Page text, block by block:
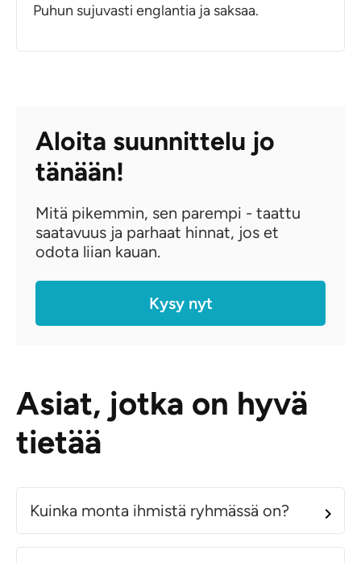
Puhun sujuvasti englantia ja saksaa.
Aloita suunnittelu jo
tänään!
Mitä pikemmin, sen parempi - taattu
saatavuus ja parhaat hinnat, jos et
odota liian kauan.
Kysy nyt
Asiat, jotka on hyvä
tietää
Kuinka monta ihmistä ryhmässä on?